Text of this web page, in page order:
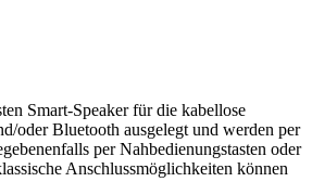
Smart-Speaker für die kabellose
oder Bluetooth ausgelegt und werden per
per Nahbedienungstasten oder
Anschlussmöglichkeiten können